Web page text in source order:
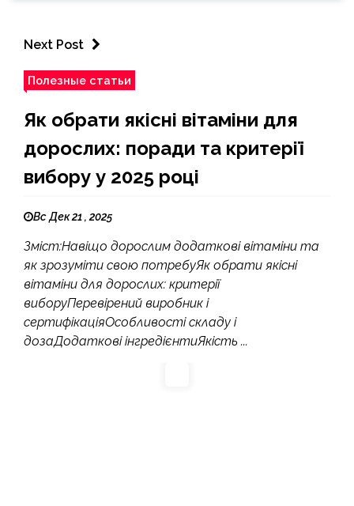
Next Post
Полезные статьи
Як обрати якісні вітаміни для
дорослих: поради та критерії
вибору у 2025 році
Вс Дек 21 , 2025
Зміст:Навіщо дорослим додаткові вітаміни та
як зрозуміти свою потребуЯк обрати якісні
вітаміни для дорослих: критерії
виборуПеревірений виробник і
сертифікаціяОсобливості складу і
дозаДодаткові інгредієнтиЯкість ...